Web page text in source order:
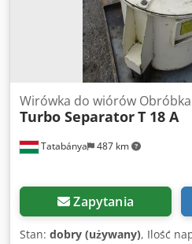
Tatabánya 487 km
Wirówka do wiórów
Turbo SeparatorT 18 A
Zapytania
Stan: dobry (używany), Ilość